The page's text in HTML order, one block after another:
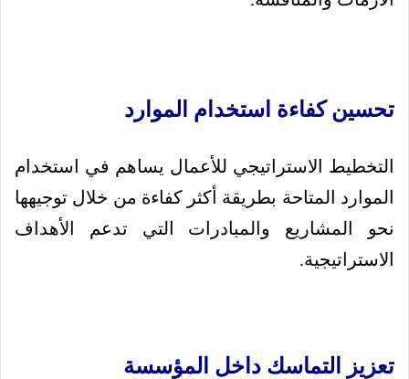
تحسين كفاءة استخدام الموارد
التخطيط الاستراتيجي للأعمال يساهم في استخدام
الموارد المتاحة بطريقة أكثر كفاءة من خلال توجيهها
نحو المشاريع والمبادرات التي تدعم الأهداف
الاستراتيجية.
تعزيز التماسك داخل المؤسسة